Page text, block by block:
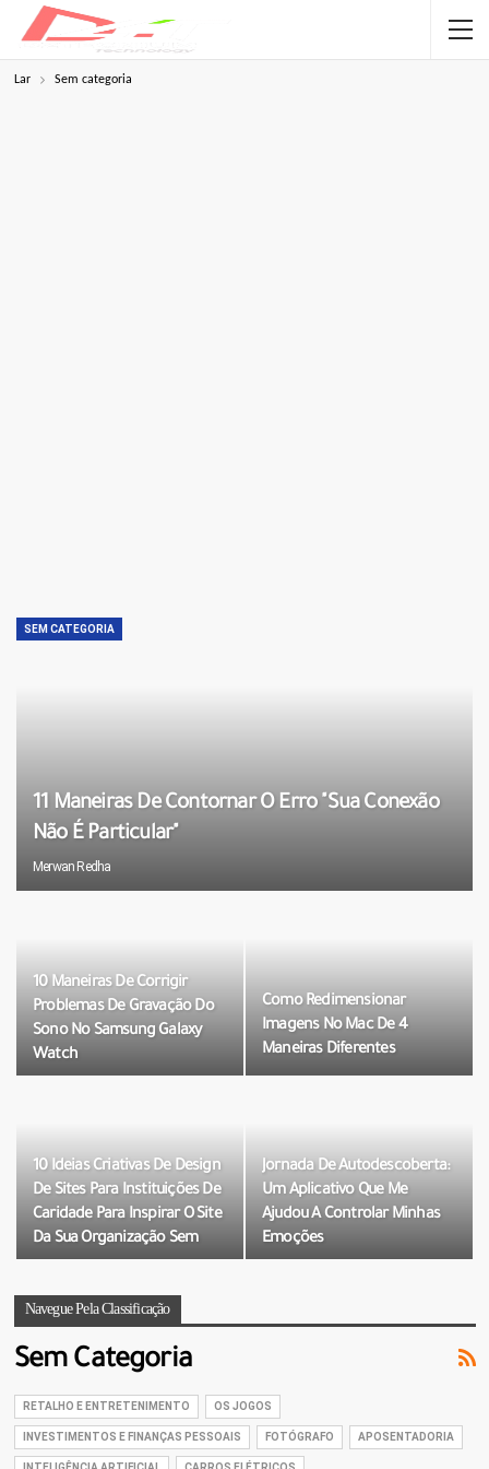
Lar Sem categoria
SEM CATEGORIA
11 Maneiras De Contornar O Erro "Sua Conexão
Não É Particular"
Merwan Redha
10 Maneiras De Corrigir
Problemas De Gravação Do
Sono No Samsung Galaxy
Watch
Como Redimensionar
Imagens No Mac De 4
Maneiras Diferentes
10 Ideias Criativas De Design
De Sites Para Instituições De
Caridade Para Inspirar O Site
Da Sua Organização Sem
Fins Lucrativos…
Jornada De Autodescoberta:
Um Aplicativo Que Me
Ajudou A Controlar Minhas
Emoções
Navegue Pela Classificação
Sem Categoria
RETALHO E ENTRETENIMENTO OS JOGOS
INVESTIMENTOS E FINANÇAS PESSOAIS FOTÓGRAFO APOSENTADORIA